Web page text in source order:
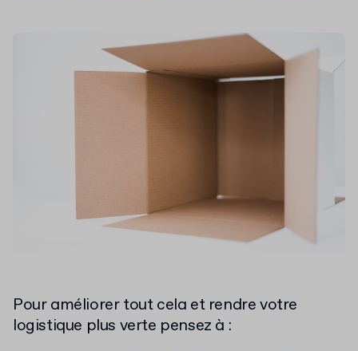
Pour améliorer tout cela et rendre votre
logistique plus verte pensez à :